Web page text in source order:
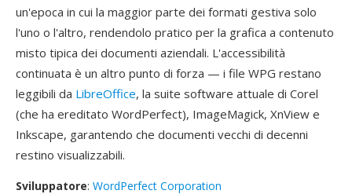
un'epoca in cui la maggior parte dei formati gestiva solo
l'uno o l'altro, rendendolo pratico per la grafica a contenuto
misto tipica dei documenti aziendali. L'accessibilità
continuata è un altro punto di forza — i file WPG restano
leggibili da LibreOffice, la suite software attuale di Corel
(che ha ereditato WordPerfect), ImageMagick, XnView e
Inkscape, garantendo che documenti vecchi di decenni
restino visualizzabili.
Sviluppatore: WordPerfect Corporation